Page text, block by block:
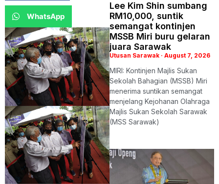
WhatsApp
Lee Kim Shin sumbang
RM10,000, suntik
semangat kontinjen
MSSB Miri buru gelaran
juara Sarawak
Utusan Sarawak August 7, 2026
MIRI: Kontinjen Majlis Sukan
Sekolah Bahagian (MSSB) Miri
menerima suntikan semangat
menjelang Kejohanan Olahraga
Majlis Sukan Sekolah Sarawak
(MSS Sarawak)